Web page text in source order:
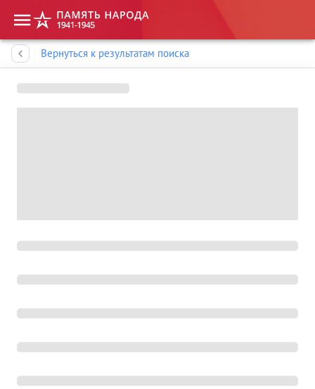
Вернуться к результатам поиска
Память народа